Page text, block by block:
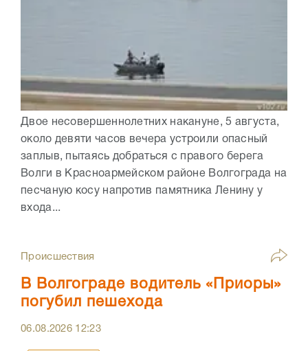
Двое несовершеннолетних накануне, 5 августа,
около девяти часов вечера устроили опасный
заплыв, пытаясь добраться с правого берега
Волги в Красноармейском районе Волгограда на
песчаную косу напротив памятника Ленину у
входа...
Происшествия
В Волгограде водитель «Приоры»
погубил пешехода
06.08.2026 12:23